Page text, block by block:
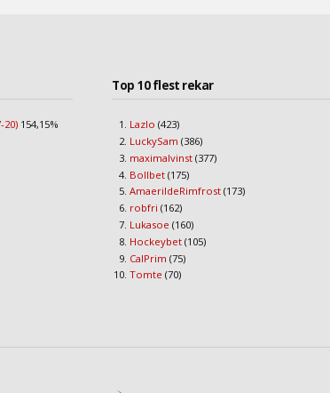
20) 154,15%
Top 10 flest rekar
Lazlo (423)
LuckySam (386)
maximalvinst (377)
Bollbet (175)
AmaerildeRimfrost (173)
robfri (162)
Lukasoe (160)
Hockeybet (105)
CalPrim (75)
Tomte (70)